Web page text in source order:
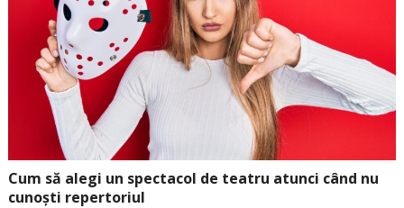
Cum să alegi un spectacol de teatru atunci când nu
cunoști repertoriul